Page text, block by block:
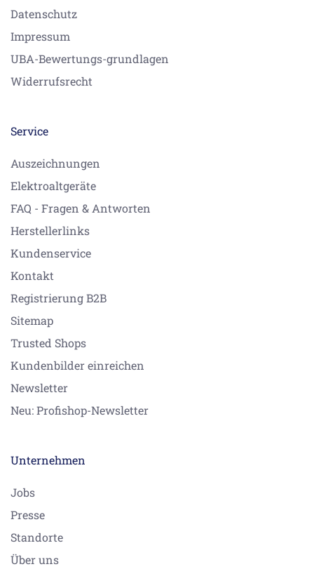
Datenschutz
Impressum
UBA-Bewertungs-grundlagen
Widerrufsrecht
Service
Auszeichnungen
Elektroaltgeräte
FAQ - Fragen & Antworten
Herstellerlinks
Kundenservice
Kontakt
Registrierung B2B
Sitemap
Trusted Shops
Kundenbilder einreichen
Newsletter
Neu: Profishop-Newsletter
Unternehmen
Jobs
Presse
Standorte
Über uns